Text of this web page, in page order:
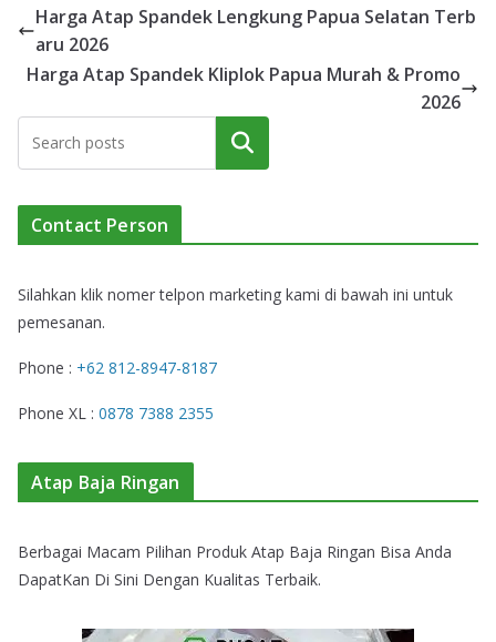
Harga Atap Spandek Lengkung Papua Selatan Terb
aru 2026
Harga Atap Spandek Kliplok Papua Murah & Promo
2026
Cari
Contact Person
Silahkan klik nomer telpon marketing kami di bawah ini untuk
pemesanan.
Phone : +62 812-8947-8187
Phone XL : 0878 7388 2355
Atap Baja Ringan
Berbagai Macam Pilihan Produk Atap Baja Ringan Bisa Anda
DapatKan Di Sini Dengan Kualitas Terbaik.